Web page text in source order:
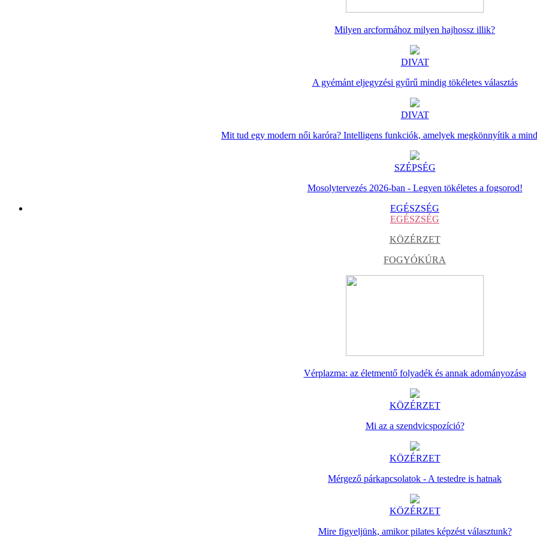
Milyen arcformához milyen hajhossz illik?
DIVAT
A gyémánt eljegyzési gyűrű mindig tökéletes választás
DIVAT
Mit tud egy modern női karóra? Intelligens funkciók, amelyek megkönnyítik a
SZÉPSÉG
Mosolytervezés 2026-ban - Legyen tökéletes a fogsorod!
EGÉSZSÉG
EGÉSZSÉG
KÖZÉRZET
FOGYÓKÚRA
Vérplazma: az életmentő folyadék és annak adományozása
KÖZÉRZET
Mi az a szendvicspozíció?
KÖZÉRZET
Mérgező párkapcsolatok - A testedre is hatnak
KÖZÉRZET
Mire figyeljünk, amikor pilates képzést választunk?